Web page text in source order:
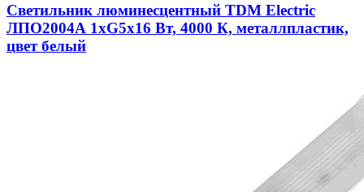
Светильник люминесцентный TDM Electric
ЛПО2004А 1xG5x16 Вт, 4000 К, металлпластик,
цвет белый